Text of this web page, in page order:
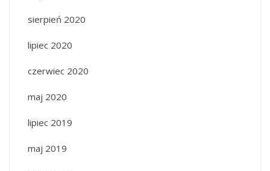
sierpień 2020
lipiec 2020
czerwiec 2020
maj 2020
lipiec 2019
maj 2019